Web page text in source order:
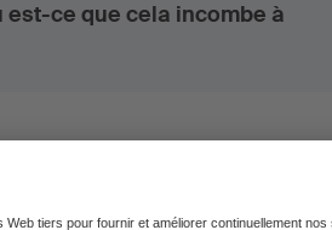
est-ce que cela incombe à